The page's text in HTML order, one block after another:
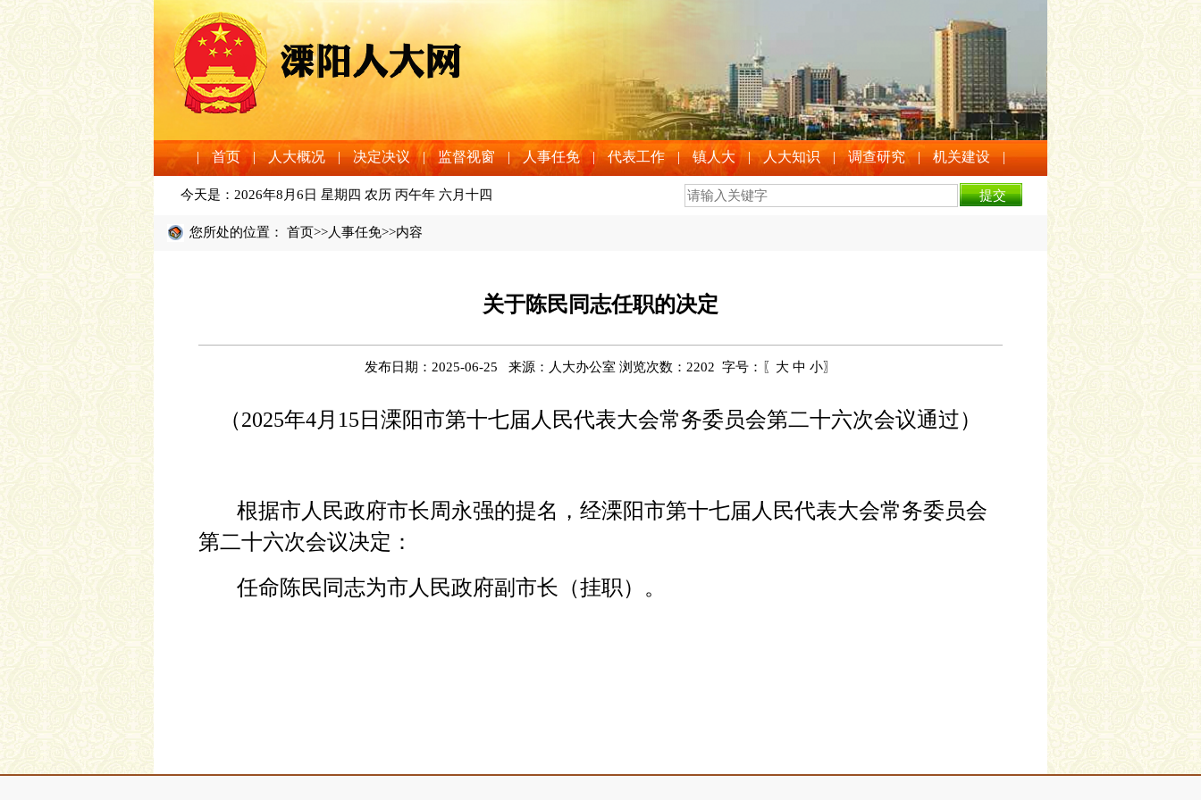
| 首页 | 人大概况 | 决定决议 | 监督视窗 | 人事任免 | 代表工作 | 镇人大 | 人大知识 | 调查研究 | 机关建设 |
今天是： 2026年8月6日 星期四 农历 丙午年 六月十四
您所处的位置： 首页>>人事任免>>内容
关于陈民同志任职的决定
发布日期：2025-06-25 来源：人大办公室 浏览次数： 2202 字号：〖 大 中 小〗
（2025年4月 15 日 溧阳市第十七届人民代表大会常务委员会第二十六次会议通过）
根据市人民政府市长周永强的提名，经溧阳市第十七届人民代表大会常务委员会
第二十六次会议决定 ：
任命陈民同志为市人民政府副市长（挂职）。